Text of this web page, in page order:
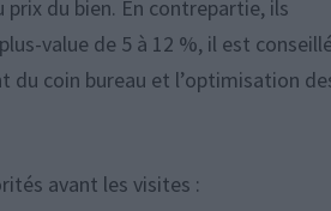
du bien. En contrepartie, ils
value de 5 à 12 %, il est
du coin bureau et l’optimisation
avant les visites :